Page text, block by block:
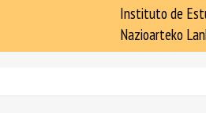
Instituto de
Nazioarteko